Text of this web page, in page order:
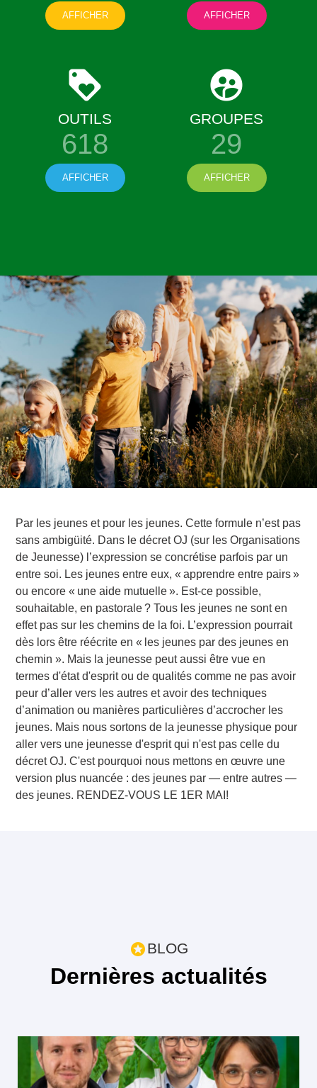
AFFICHER AFFICHER
OUTILS
618
AFFICHER
GROUPES
29
AFFICHER
Par les jeunes et pour les jeunes. Cette formule n’est pas
sans ambigüité. Dans le décret OJ (sur les Organisations
de Jeunesse) l’expression se concrétise parfois par un
entre soi. Les jeunes entre eux, « apprendre entre pairs »
ou encore « une aide mutuelle ». Est-ce possible,
souhaitable, en pastorale ? Tous les jeunes ne sont en
effet pas sur les chemins de la foi. L’expression pourrait
dès lors être réécrite en « les jeunes par des jeunes en
chemin ». Mais la jeunesse peut aussi être vue en
termes d'état d'esprit ou de qualités comme ne pas avoir
peur d’aller vers les autres et avoir des techniques
d’animation ou manières particulières d’accrocher les
jeunes. Mais nous sortons de la jeunesse physique pour
aller vers une jeunesse d'esprit qui n'est pas celle du
décret OJ. C'est pourquoi nous mettons en œuvre une
version plus nuancée : des jeunes par — entre autres —
des jeunes. RENDEZ-VOUS LE 1ER MAI!
BLOG
Dernières actualités